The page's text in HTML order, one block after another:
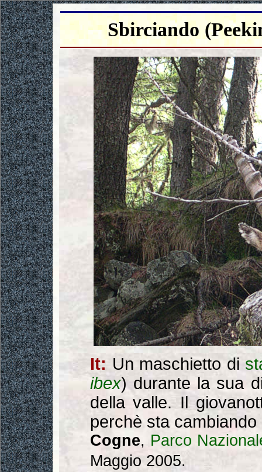
Sbirciando
It: Un maschietto di
ibex) durante la sua
della valle. Il
perchè sta
Cogne, Parco
Maggio 2005.